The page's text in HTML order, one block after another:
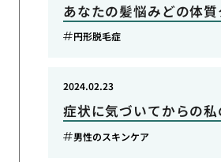
あなたの髪悩みどの体質
円形脱毛症
症状に気づいてからの
2024.02.23
男性のスキンケア